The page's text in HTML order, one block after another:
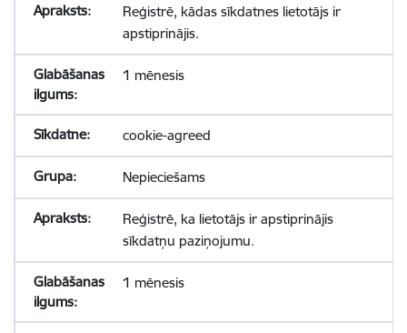
Reģistrē, kādas sīkdatnes lietotājs ir
apstiprinājis.
1 mēnesis
cookie-agreed
Nepieciešams
Reģistrē, ka lietotājs ir apstiprinājis
sīkdatņu paziņojumu.
1 mēnesis